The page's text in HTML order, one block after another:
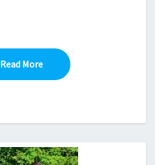
Read MoreRead More